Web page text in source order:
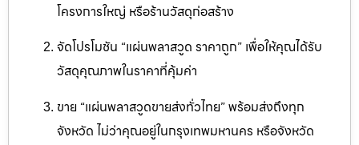
โครงการใหญ่ หรือร้านวัสดุก่อสร้าง
จัดโปรโมชัน “แผ่นพลาสวูด ราคาถูก” เพื่อให้คุณได้รับ
วัสดุคุณภาพในราคาที่คุ้มค่า
ขาย “แผ่นพลาสวูดขายส่งทั่วไทย” พร้อมส่งถึงทุก
จังหวัด ไม่ว่าคุณอยู่ในกรุงเทพมหานคร หรือจังหวัด